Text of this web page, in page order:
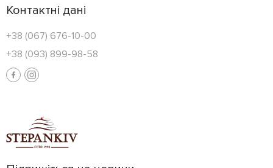
Контактні дані
+38 (067) 676-10-00
+38 (093) 899-98-58